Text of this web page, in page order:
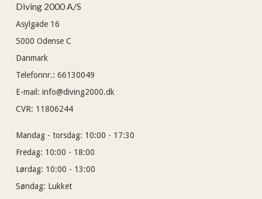
Diving 2000 A/S
Asylgade 16
5000 Odense C
Danmark
Telefonnr.: 66130049
E-mail : info@diving2000.dk
CVR: 11806244
Mandag - torsdag: 10:00 - 17:30
Fredag: 10:00 - 18:00
Lørdag: 10:00 - 13:00
Søndag: Lukket